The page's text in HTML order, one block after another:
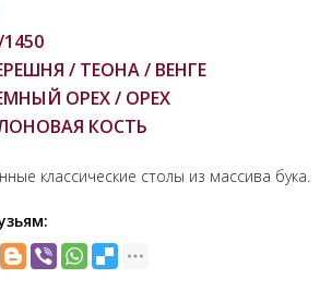
/ ТЕОНА / ВЕНГЕ
ОРЕХ / ОРЕХ
КОСТЬ
классические столы из массива бука.